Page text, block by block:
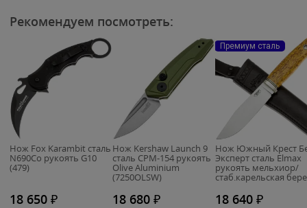
Рекомендуем посмотреть:
Нож Fox Karambit сталь
N690Co рукоять G10
(479)
18 650 ₽
Нож Kershaw Launch 9
сталь CPM-154 рукоять
Olive Aluminium
(7250OLSW)
18 680 ₽
Премиум сталь
Нож Южный Крест
Эксперт сталь Elmax
рукоять мельхиор/
стаб.карельская
(167.5303)
18 640 ₽